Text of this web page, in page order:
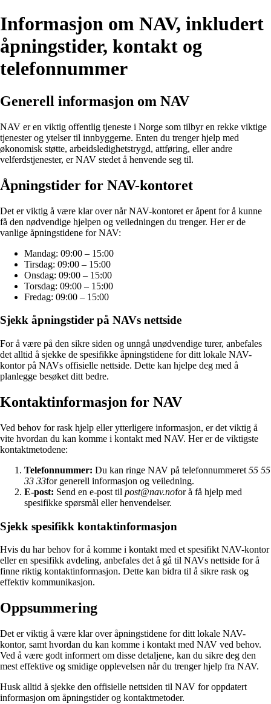
Informasjon om NAV, inkludert
åpningstider, kontakt og
telefonnummer
Generell informasjon om NAV
NAV er en viktig offentlig tjeneste i Norge som tilbyr en rekke viktige
tjenester og ytelser til innbyggerne. Enten du trenger hjelp med
økonomisk støtte, arbeidsledighetstrygd, attføring, eller andre
velferdstjenester, er NAV stedet å henvende seg til.
Åpningstider for NAV-kontoret
Det er viktig å være klar over når NAV-kontoret er åpent for å kunne
få den nødvendige hjelpen og veiledningen du trenger. Her er de
vanlige åpningstidene for NAV:
Mandag: 09:00 – 15:00
Tirsdag: 09:00 – 15:00
Onsdag: 09:00 – 15:00
Torsdag: 09:00 – 15:00
Fredag: 09:00 – 15:00
Sjekk åpningstider på NAVs nettside
For å være på den sikre siden og unngå unødvendige turer, anbefales
det alltid å sjekke de spesifikke åpningstidene for ditt lokale NAV-
kontor på NAVs offisielle nettside. Dette kan hjelpe deg med å
planlegge besøket ditt bedre.
Kontaktinformasjon for NAV
Ved behov for rask hjelp eller ytterligere informasjon, er det viktig å
vite hvordan du kan komme i kontakt med NAV. Her er de viktigste
kontaktmetodene:
Telefonnummer: Du kan ringe NAV på telefonnummeret 55 55
33 33for generell informasjon og veiledning.
E-post: Send en e-post til post@nav.nofor å få hjelp med
spesifikke spørsmål eller henvendelser.
Sjekk spesifikk kontaktinformasjon
Hvis du har behov for å komme i kontakt med et spesifikt NAV-kontor
eller en spesifikk avdeling, anbefales det å gå til NAVs nettside for å
finne riktig kontaktinformasjon. Dette kan bidra til å sikre rask og
effektiv kommunikasjon.
Oppsummering
Det er viktig å være klar over åpningstidene for ditt lokale NAV-
kontor, samt hvordan du kan komme i kontakt med NAV ved behov.
Ved å være godt informert om disse detaljene, kan du sikre deg den
mest effektive og smidige opplevelsen når du trenger hjelp fra NAV.
Husk alltid å sjekke den offisielle nettsiden til NAV for oppdatert
informasjon om åpningstider og kontaktmetoder.